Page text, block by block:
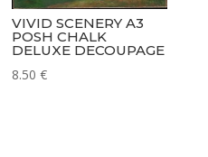
VIVID SCENERY A3
POSH CHALK
DELUXE DECOUPAGE
8.50€